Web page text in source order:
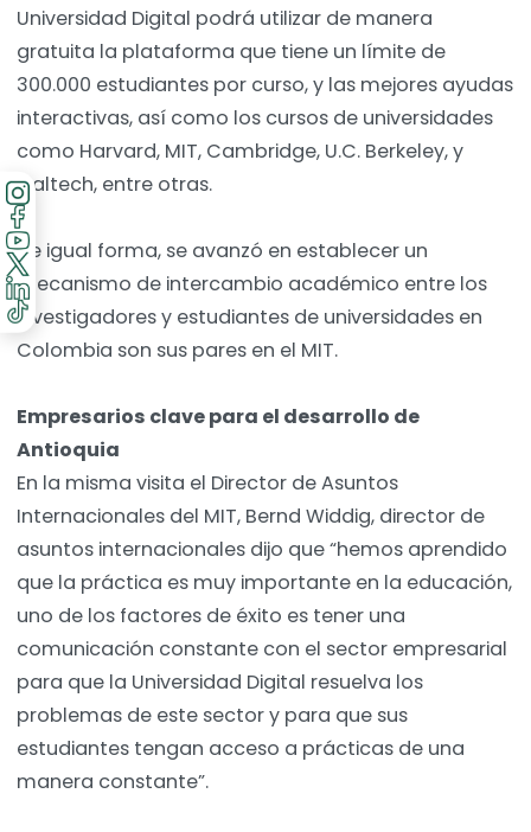
Universidad Digital podrá utilizar de manera
gratuita la plataforma que tiene un límite de
300.000 estudiantes por curso, y las mejores ayudas
interactivas, así como los cursos de universidades
como Harvard, MIT, Cambridge, U.C. Berkeley, y
Caltech, entre otras.
De igual forma, se avanzó en establecer un
mecanismo de intercambio académico entre los
investigadores y estudiantes de universidades en
Colombia son sus pares en el MIT.
Empresarios clave para el desarrollo de
Antioquia
En la misma visita el Director de Asuntos
Internacionales del MIT, Bernd Widdig, director de
asuntos internacionales dijo que “hemos aprendido
que la práctica es muy importante en la educación,
uno de los factores de éxito es tener una
comunicación constante con el sector empresarial
para que la Universidad Digital resuelva los
problemas de este sector y para que sus
estudiantes tengan acceso a prácticas de una
manera constante”.